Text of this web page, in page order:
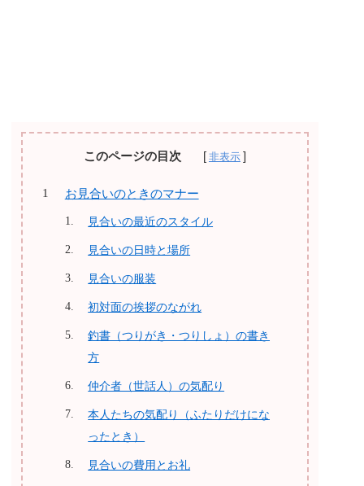
このページの目次
お見合いのときのマナー
見合いの最近のスタイル
見合いの日時と場所
見合いの服装
初対面の挨拶のながれ
釣書（つりがき・つりしょ）の書き
方
仲介者（世話人）の気配り
本人たちの気配り（ふたりだけにな
ったとき）
見合いの費用とお礼